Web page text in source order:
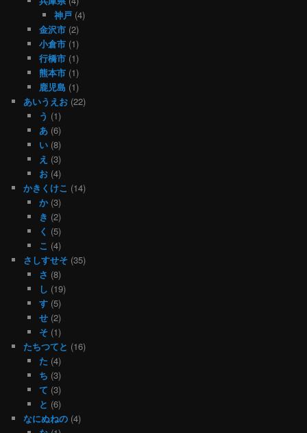
神戸 (4)
金沢市(2)
小倉市(1)
行橋市(1)
熊本市(1)
鹿児島 (1)
あいうえお (22)
う (1)
あ(6)
い(8)
え (3)
お(4)
かきくけこ (14)
か(3)
き (2)
く (5)
こ (4)
さしすせそ (35)
さ (8)
し (19)
す(5)
せ(2)
そ(1)
たちつてと (16)
た (4)
ち (3)
て (3)
と (6)
なにぬねの (4)